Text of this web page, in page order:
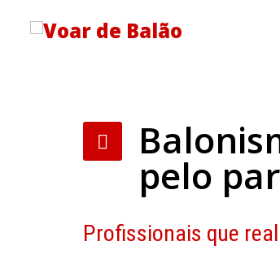
pelo
Profissionais que